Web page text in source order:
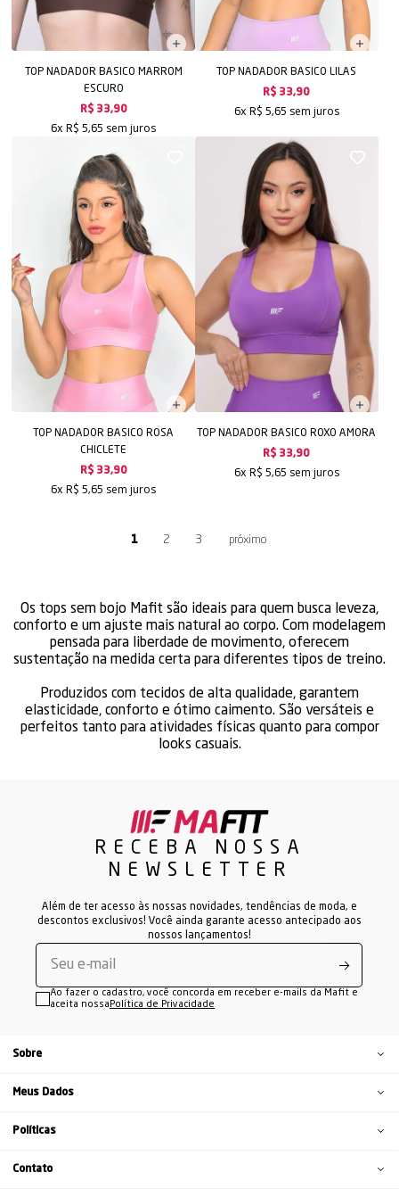
TOP NADADOR BASICO MARROM
ESCURO
R$ 33,90
6x R$ 5,65 sem juros
TOP NADADOR BASICO LILAS
R$ 33,90
6x R$ 5,65 sem juros
TOP NADADOR BASICO ROSA
CHICLETE
R$ 33,90
6x R$ 5,65 sem juros
TOP NADADOR BASICO ROXO AMORA
R$ 33,90
6x R$ 5,65 sem juros
1 2 3
Os tops sem bojo Mafit são ideais para quem busca leveza,
conforto e um ajuste mais natural ao corpo. Com modelagem
pensada para liberdade de movimento, oferecem
sustentação na medida certa para diferentes tipos de treino.
Produzidos com tecidos de alta qualidade, garantem
elasticidade, conforto e ótimo caimento. São versáteis e
perfeitos tanto para atividades físicas quanto para compor
looks casuais.
RECEBA NOSSA
NEWSLETTER
Além de ter acesso às nossas novidades, tendências de moda, e
descontos exclusivos! Você ainda garante acesso antecipado aos
nossos lançamentos!
Ao fazer o cadastro, você concorda em receber e-mails da Mafit e
aceita nossa Política de Privacidade
Sobre
Meus Dados
Políticas
Contato